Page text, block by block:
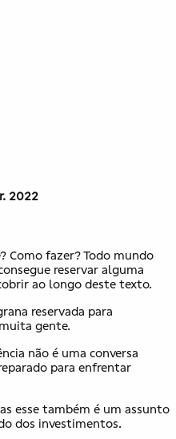
2022
Como fazer? Todo mundo
reservar alguma
ao longo deste texto.
reservada para
gente.
não é uma conversa
para enfrentar
esse também é um assunto
dos investimentos.